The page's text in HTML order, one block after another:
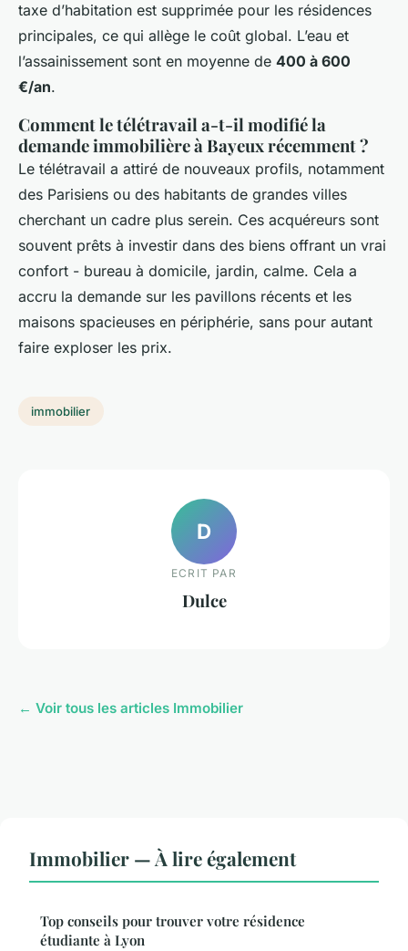
taxe d’habitation est supprimée pour les résidences
principales, ce qui allège le coût global. L’eau et
l’assainissement sont en moyenne de 400 à 600
€/an.
Comment le télétravail a-t-il modifié la
demande immobilière à Bayeux récemment ?
Le télétravail a attiré de nouveaux profils, notamment
des Parisiens ou des habitants de grandes villes
cherchant un cadre plus serein. Ces acquéreurs sont
souvent prêts à investir dans des biens offrant un vrai
confort - bureau à domicile, jardin, calme. Cela a
accru la demande sur les pavillons récents et les
maisons spacieuses en périphérie, sans pour autant
faire exploser les prix.
immobilier
D
ECRIT PAR
Dulce
← Voir tous les articles Immobilier
Immobilier — À lire également
Top conseils pour trouver votre résidence
étudiante à Lyon